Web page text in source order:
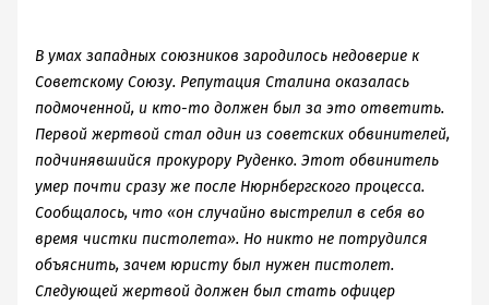
В умах западных союзников зародилось недоверие к
Советскому Союзу. Репутация Сталина оказалась
подмоченной, и кто-то должен был за это ответить.
Первой жертвой стал один из советских обвинителей,
подчинявшийся прокурору Руденко. Этот обвинитель
умер почти сразу же после Нюрнбергского процесса.
Сообщалось, что «он случайно выстрелил в себя во
время чистки пистолета». Но никто не потрудился
объяснить, зачем юристу был нужен пистолет.
Следующей жертвой должен был стать офицер